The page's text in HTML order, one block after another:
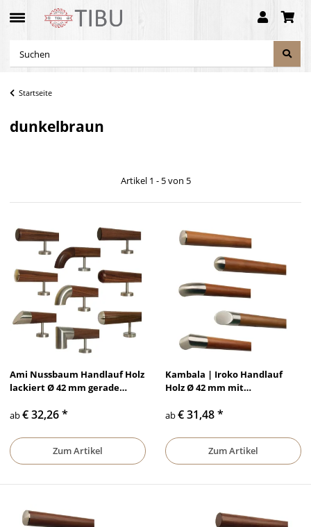
Startseite
dunkelbraun
Artikel 1 - 5 von 5
Ami Nussbaum Handlauf Holz
lackiert Ø 42 mm gerade
ab€ 32,26*
Zum Artikel
Kambala | Iroko Handlauf
Holz Ø 42 mm mit
ab€ 31,48*
Zum Artikel